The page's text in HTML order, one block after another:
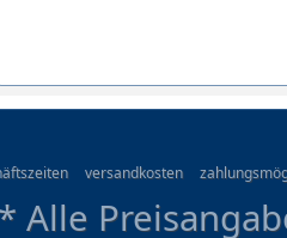
versandkosten
* Alle